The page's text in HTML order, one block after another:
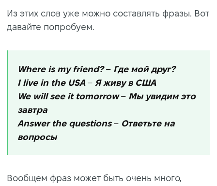
Из этих слов уже можно составлять фразы. Вот
давайте попробуем.
Where is my friend?– Где мой друг?
I live in the USA – Я живу в США
We will see it tomorrow– Мы увидим это
завтра
Answer the questions– Ответьте на
вопросы
Вообщем фраз может быть очень много,